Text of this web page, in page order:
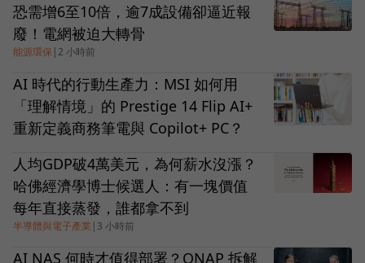
恐需增6至10倍，逾7成設備卻逼近報
廢！電網被迫大轉骨
能源環保 |2 小時前
AI 時代的行動生產力：MSI 如何用
「理解情境」的 Prestige 14 Flip AI+
重新定義商務筆電與 Copilot+ PC？
人均GDP破4萬美元，為何薪水沒漲？
哈佛經濟學博士候選人：有一塊價值
每年直接蒸發，誰都拿不到
半導體與電子產業 | 3 小時前
AI NAS 何時才值得部署？QNAP 拆解